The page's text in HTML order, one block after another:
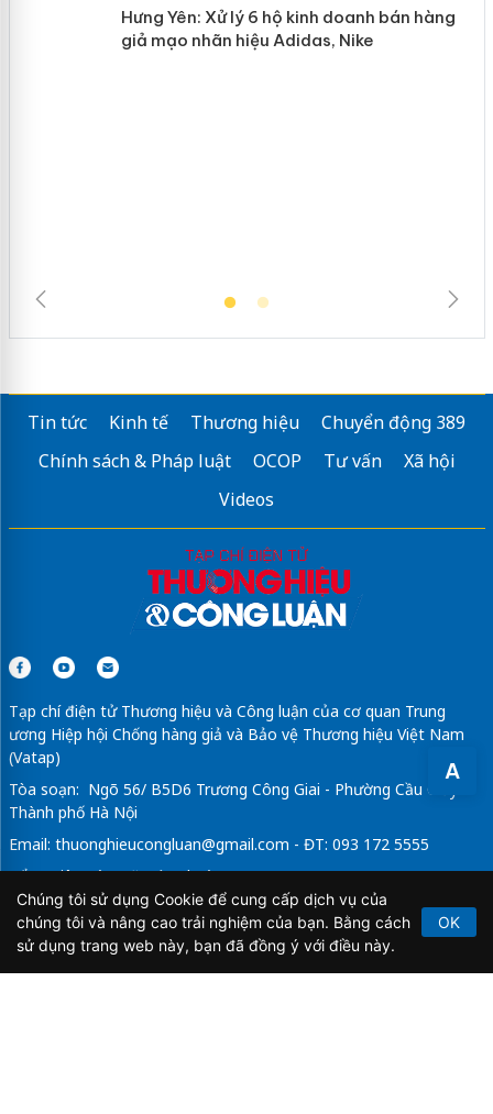
A
Tin tức Kinh tế Thương hiệu
Chuyển động 389
Chính sách & Pháp luật
OCOP Tư vấn
Xã hội
Videos
Tạp chí điện tử Thương hiệu và Công luận của cơ quan Trung
ương Hiệp hội Chống hàng giả và Bảo vệ Thương hiệu Việt Nam
(Vatap)
Tòa soạn: Ngõ 56/ B5D6 Trương Công Giai - Phường Cầu Giấy -
Thành phố Hà Nội
Email: thuonghieucongluan@gmail.com - ĐT: 093 172 5555
Tổng Biên Tập: Vũ Đức Thuận
Giấy phép hoạt động báo chí điện tử số 64/GP-BTTTT do Bộ
Thông tin và Truyền thông cấp ngày 21/2/2020.
Chúng tôi sử dụng Cookie để cung cấp dịch vụ của
chúng tôi và nâng cao trải nghiệm của bạn. Bằng cách
sử dụng trang web này, bạn đã đồng ý với điều này.
OK